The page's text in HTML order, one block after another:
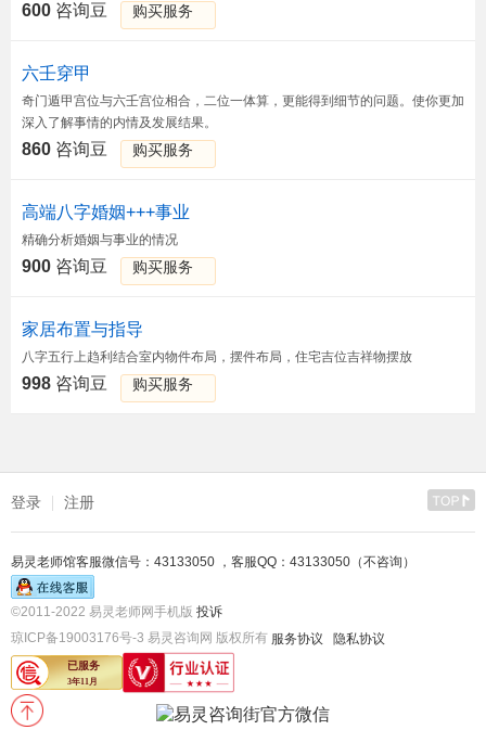
600 咨询豆 购买服务
六壬穿甲
奇门遁甲宫位与六壬宫位相合，二位一体算，更能得到细节的问题。使你更加
深入了解事情的内情及发展结果。
860 咨询豆 购买服务
高端八字婚姻+++事业
精确分析婚姻与事业的情况
900 咨询豆 购买服务
家居布置与指导
八字五行上趋利结合室内物件布局，摆件布局，住宅吉位吉祥物摆放
998 咨询豆 购买服务
登录 注册
易灵老师馆客服微信号：43133050 ，客服QQ：43133050（不咨询）
©2011-2022 易灵老师网手机版 投诉
琼ICP备19003176号-3 易灵咨询网 版权所有 服务协议 隐私协议